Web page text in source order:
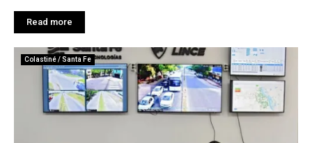
Read more
Colastiné / Santa Fe